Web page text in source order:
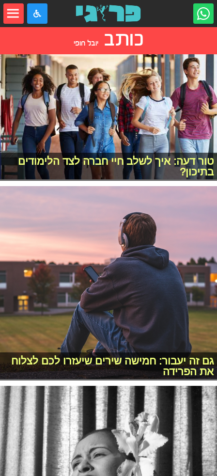
כותביובל חופי
טור דעה: איך לשלב חיי חברה לצד הלימודים
בתיכון?
גם זה יעבור: חמישה שירים שיעזרו לכם לצלוח
את הפרידה